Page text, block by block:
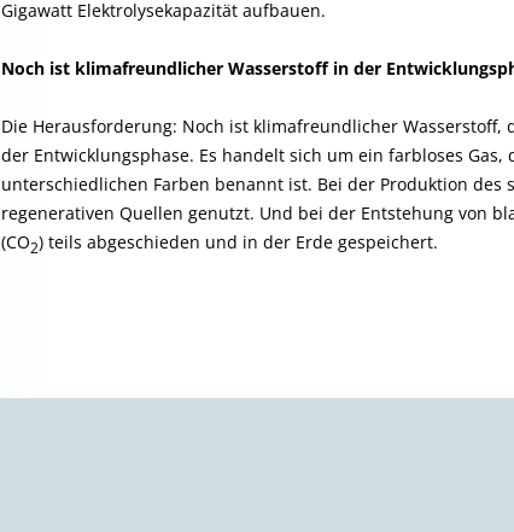
Gigawatt Elektrolysekapazität aufbauen.
Noch ist klimafreundlicher Wasserstoff in der
Die Herausforderung: Noch ist klimafreundlicher
der Entwicklungsphase. Es handelt sich um ein farbloses
unterschiedlichen Farben benannt ist. Bei der Produktion des
regenerativen Quellen genutzt. Und bei der Entstehung von
(CO2) teils abgeschieden und in der Erde gespeichert.